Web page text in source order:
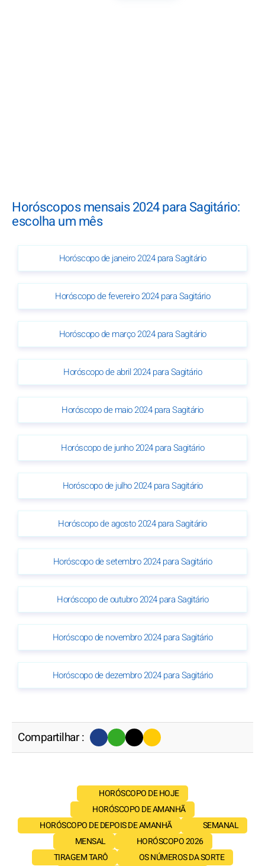
Horóscopos mensais 2024 para Sagitário:
escolha um mês
Horóscopo de janeiro 2024 para Sagitário
Horóscopo de fevereiro 2024 para Sagitário
Horóscopo de março 2024 para Sagitário
Horóscopo de abril 2024 para Sagitário
Horóscopo de maio 2024 para Sagitário
Horóscopo de junho 2024 para Sagitário
Horóscopo de julho 2024 para Sagitário
Horóscopo de agosto 2024 para Sagitário
Horóscopo de setembro 2024 para Sagitário
Horóscopo de outubro 2024 para Sagitário
Horóscopo de novembro 2024 para Sagitário
Horóscopo de dezembro 2024 para Sagitário
Compartilhar :
HORÓSCOPO DE HOJE
HORÓSCOPO DE AMANHÃ
HORÓSCOPO DE DEPOIS DE AMANHÃ
SEMANAL
MENSAL
HORÓSCOPO 2026
TIRAGEM TARÔ
OS NÚMEROS DA SORTE